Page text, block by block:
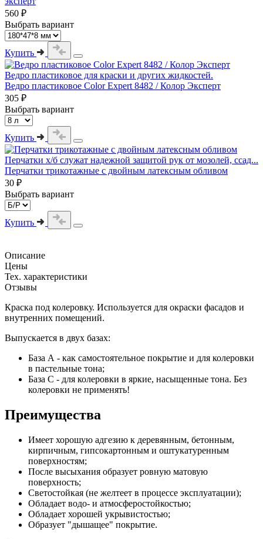
560 ₽
Выбрать вариант
Купить
Ведро пластиковое для краски и других жидкостей.
Ведро пластиковое Color Expert 8482 / Колор Эксперт
305 ₽
Выбрать вариант
Купить
Перчатки х/б служат надежной защитой рук от мозолей, ссад...
Перчатки трикотажные с двойным латексным обливом
30 ₽
Выбрать вариант
Купить
Описание
Цены
Тех. характеристики
Отзывы
Краска под колеровку. Используется для окраски фасадов и
внутренних помещений.
Выпускается в двух базах:
База А - как самостоятельное покрытие и для колеровки
в пастельные тона;
База С - для колеровки в яркие, насыщенные тона. Без
колеровки не применять!
Преимущества
Имеет хорошую адгезию к деревянным, бетонным,
кирпичным, гипсокартонным и оштукатуренным
поверхностям;
После высыхания образует ровную матовую
поверхность;
Светостойкая (не желтеет в процессе эксплуатации);
Обладает водо- и атмосферостойкостью;
Обладает хорошей укрывистостью;
Образует "дышащее" покрытие.